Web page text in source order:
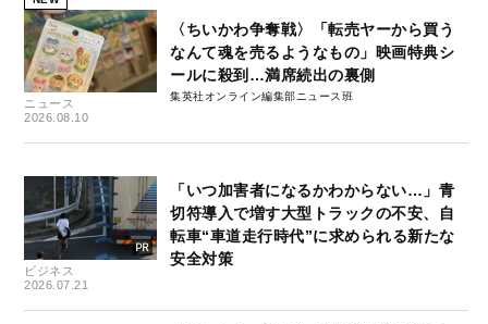
ニュース
2026.08.10
〈ちいかわ争奪戦〉「転売ヤーから買う
なんて魂を売るようなもの」映画特典シ
ールに殺到…満席続出の裏側
集英社オンライン編集部ニュース班
ビジネス
2026.07.21
「いつ加害者になるかわからない…」青
切符導入で増す大型トラックの不安、自
転車“車道走行時代”に求められる新たな
安全対策